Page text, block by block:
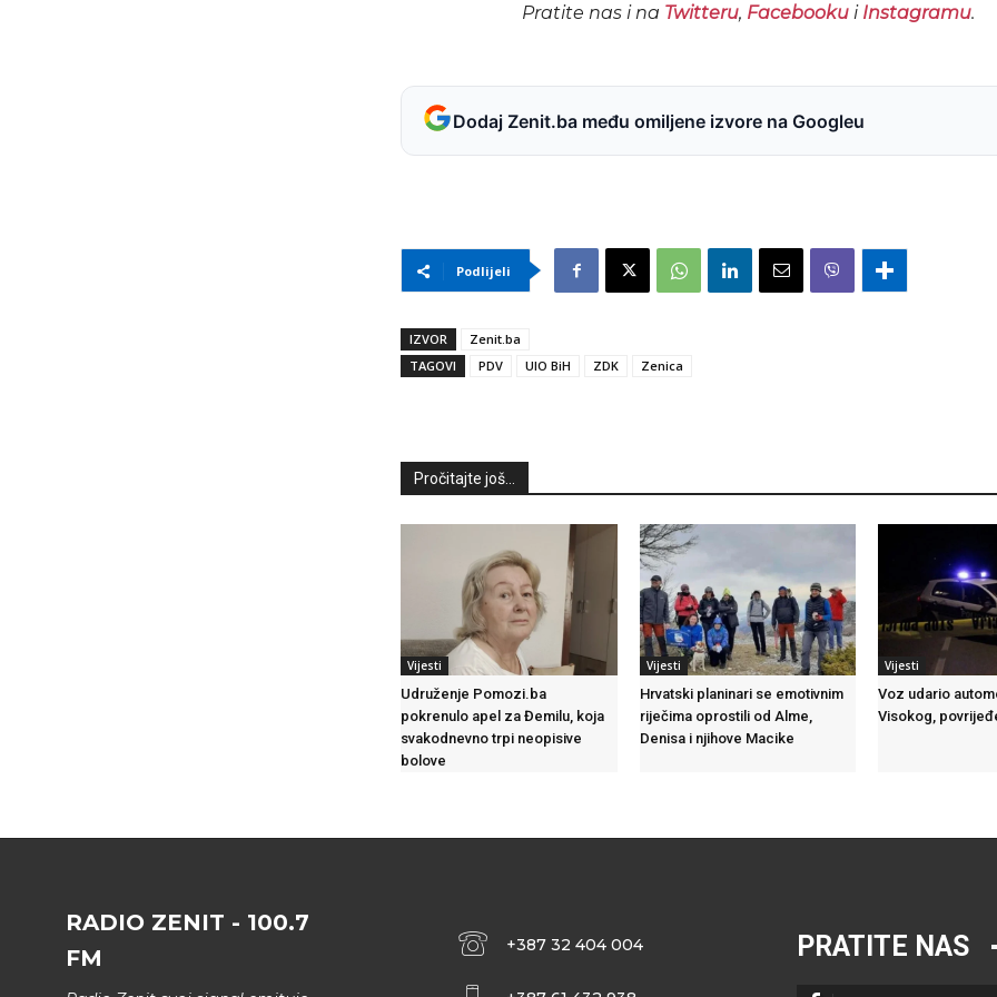
Pratite nas i na Twitteru, Facebookui Instagramu.
Dodaj Zenit.ba među omiljene izvore na Googleu
Podlijeli
IZVOR
Zenit.ba
TAGOVI
PDV UIO BiH ZDK Zenica
Pročitajte još...
Vijesti
Udruženje Pomozi.ba
pokrenulo apel za Đemilu, koja
svakodnevno trpi neopisive
bolove
Vijesti
Hrvatski planinari se emotivnim
riječima oprostili od Alme,
Denisa i njihove Macike
Vijesti
Voz udario
Visokog,
RADIO ZENIT - 100.7
FM
+387 32 404 004 PRATITE NAS